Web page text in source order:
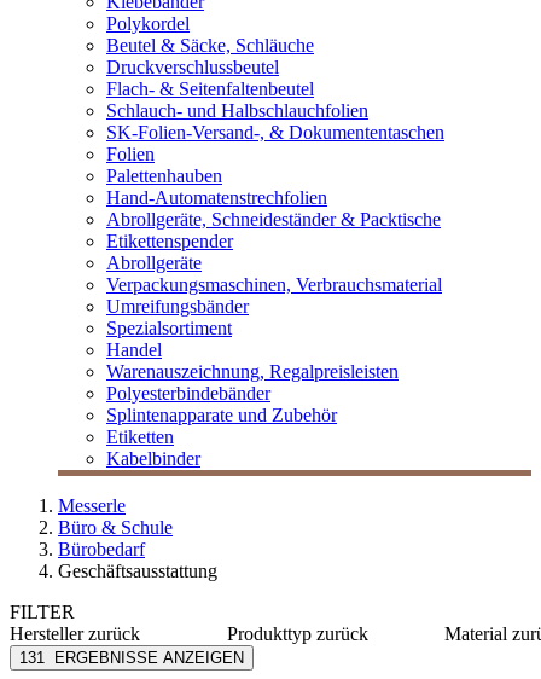
Polykordel
Beutel & Säcke, Schläuche
Druckverschlussbeutel
Flach- & Seitenfaltenbeutel
Schlauch- und Halbschlauchfolien
SK-Folien-Versand-, & Dokumententaschen
Folien
Palettenhauben
Hand-Automatenstrechfolien
Abrollgeräte, Schneideständer & Packtische
Etikettenspender
Abrollgeräte
Verpackungsmaschinen, Verbrauchsmaterial
Umreifungsbänder
Spezialsortiment
Handel
Warenauszeichnung, Regalpreisleisten
Polyesterbindebänder
Splintenapparate und Zubehör
Etiketten
Kabelbinder
Messerle
Büro & Schule
Bürobedarf
Geschäftsausstattung
FILTER
Herstellerzurück
Alco
Produkttyp zurück
Material
131 ERGEBNISSE ANZEIGEN